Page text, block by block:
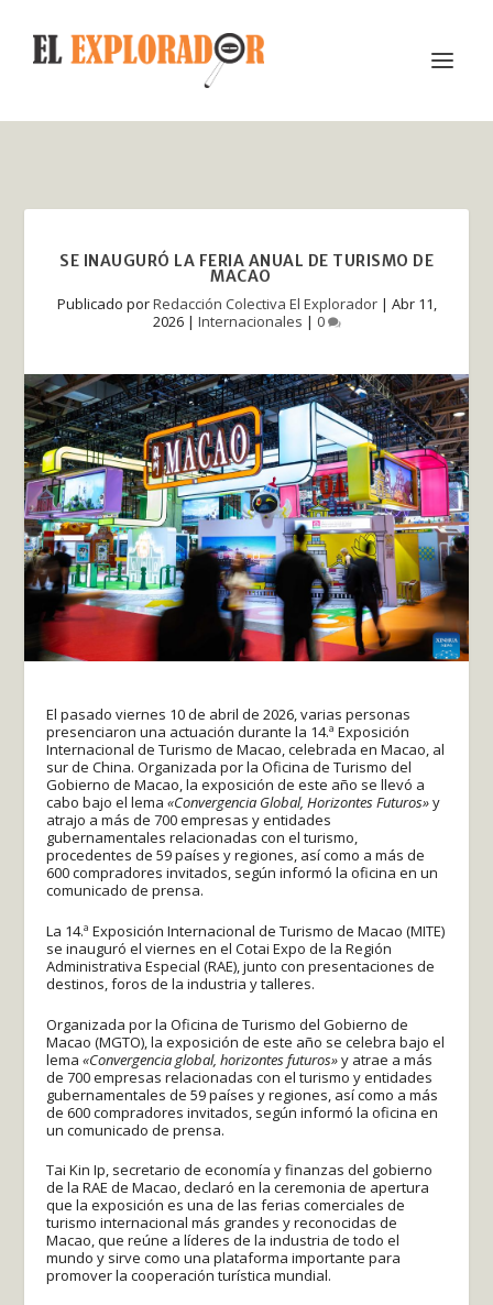
SE INAUGURÓ LA FERIA ANUAL DE TURISMO DE
MACAO
Publicado porRedacción Colectiva El Explorador| Abr 11,
2026| Internacionales | 0
El pasado viernes 10 de abril de 2026, varias personas
presenciaron una actuación durante la 14.ª Exposición
Internacional de Turismo de Macao, celebrada en Macao, al
sur de China. Organizada por la Oficina de Turismo del
Gobierno de Macao, la exposición de este año se llevó a
cabo bajo el lema«Convergencia Global, Horizontes Futuros»y
atrajo a más de 700 empresas y entidades
gubernamentales relacionadas con el turismo,
procedentes de 59 países y regiones, así como a más de
600 compradores invitados, según informó la oficina en un
comunicado de prensa.
La 14.ª Exposición Internacional de Turismo de Macao (MITE)
se inauguró el viernes en el Cotai Expo de la Región
Administrativa Especial (RAE), junto con presentaciones de
destinos, foros de la industria y talleres.
Organizada por la Oficina de Turismo del Gobierno de
Macao (MGTO), la exposición de este año se celebra bajo el
lema«Convergencia global, horizontes futuros»y atrae a más
de 700 empresas relacionadas con el turismo y entidades
gubernamentales de 59 países y regiones, así como a más
de 600 compradores invitados, según informó la oficina en
un comunicado de prensa.
Tai Kin Ip, secretario de economía y finanzas del gobierno
de la RAE de Macao, declaró en la ceremonia de apertura
que la exposición es una de las ferias comerciales de
turismo internacional más grandes y reconocidas de
Macao, que reúne a líderes de la industria de todo el
mundo y sirve como una plataforma importante para
promover la cooperación turística mundial.